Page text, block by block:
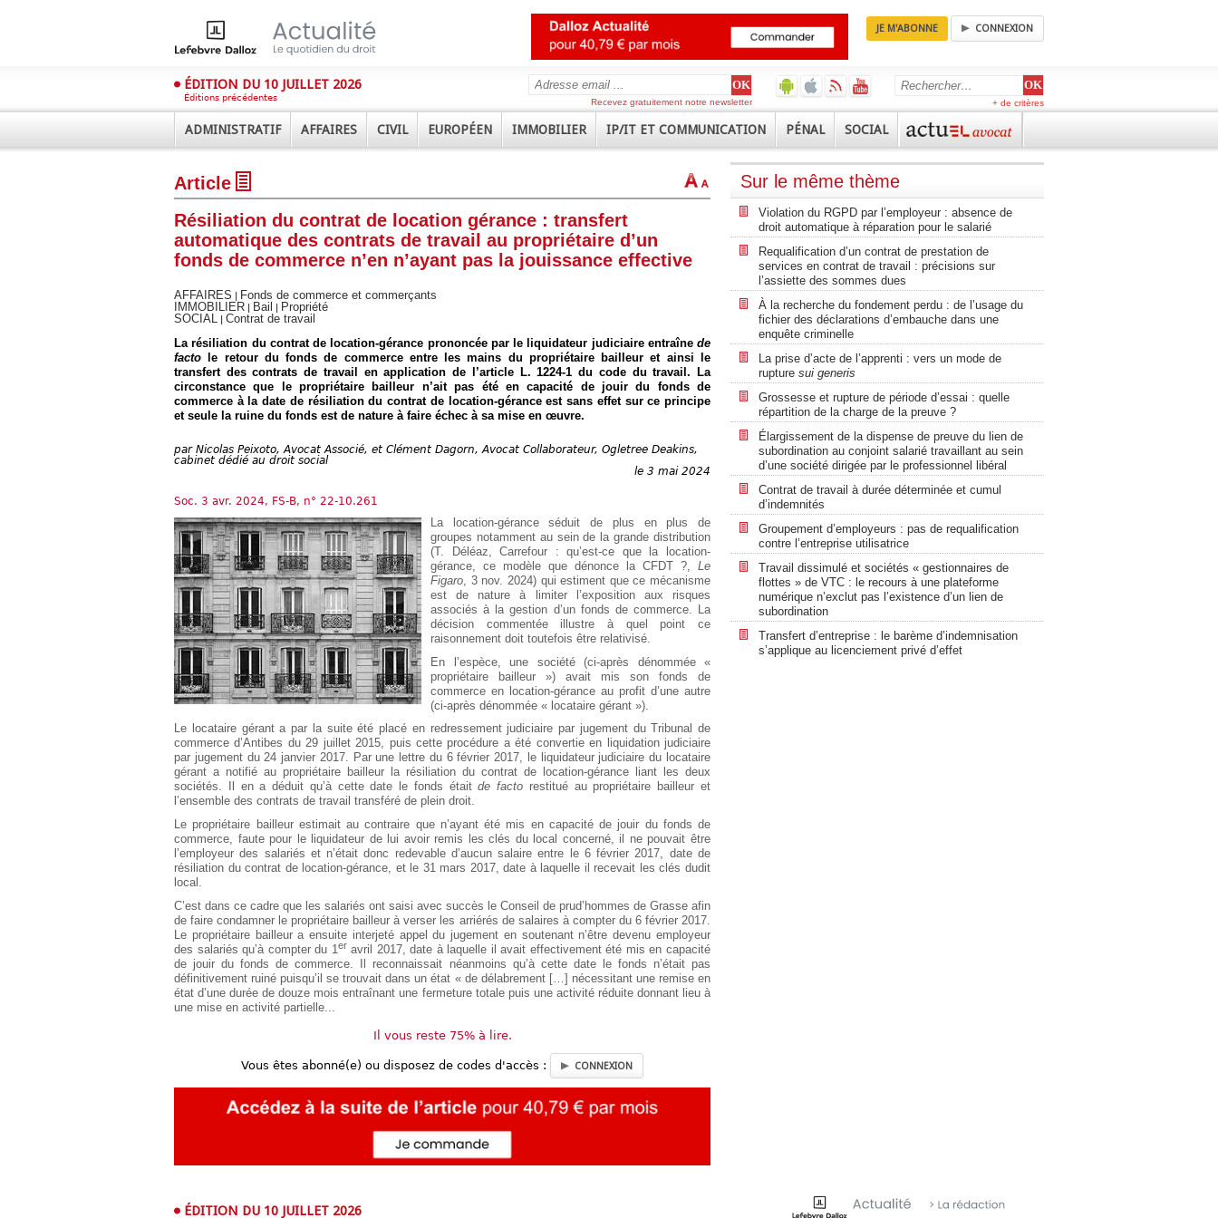
JE M'ABONNE CONNEXION
ÉDITION DU 10 JUILLET 2026
Éditions précédentes
+ de critères
Recevez gratuitement notre newsletter
ADMINISTRATIF AFFAIRES CIVIL EUROPÉEN IMMOBILIER IP/IT ET COMMUNICATION PÉNAL SOCIAL
Article
Résiliation du contrat de location gérance : transfert
automatique des contrats de travail au propriétaire d’un
fonds de commerce n’en n’ayant pas la jouissance effective
AFFAIRES
Fonds de commerce et commerçants
IMMOBILIER
Bail
Propriété
SOCIAL Contrat de travail
La résiliation du contrat de location-gérance prononcée par le liquidateur judiciaire entraîne de
facto le retour du fonds de commerce entre les mains du propriétaire bailleur et ainsi le
transfert des contrats de travail en application de l’article L. 1224-1 du code du travail. La
circonstance que le propriétaire bailleur n’ait pas été en capacité de jouir du fonds de
commerce à la date de résiliation du contrat de location-gérance est sans effet sur ce principe
et seule la ruine du fonds est de nature à faire échec à sa mise en œuvre.
par Nicolas Peixoto, Avocat Associé, et Clément Dagorn, Avocat Collaborateur, Ogletree Deakins,
cabinet dédié au droit social
le 3 mai 2024
Soc. 3 avr. 2024, FS-B, n° 22-10.261
La location-gérance séduit de plus en plus de
groupes notamment au sein de la grande distribution
(T. Déléaz, Carrefour : qu’est-ce que la location-
gérance, ce modèle que dénonce la CFDT ?, Le
Figaro , 3 nov. 2024) qui estiment que ce mécanisme
est de nature à limiter l’exposition aux risques
associés à la gestion d’un fonds de commerce. La
décision commentée illustre à quel point ce
raisonnement doit toutefois être relativisé.
En l’espèce, une société (ci-après dénommée «
propriétaire bailleur ») avait mis son fonds de
commerce en location-gérance au profit d’une autre
(ci-après dénommée « locataire gérant »).
Le locataire gérant a par la suite été placé en redressement judiciaire par jugement du Tribunal de
commerce d’Antibes du 29 juillet 2015, puis cette procédure a été convertie en liquidation judiciaire
par jugement du 24 janvier 2017. Par une lettre du 6 février 2017, le liquidateur judiciaire du locataire
gérant a notifié au propriétaire bailleur la résiliation du contrat de location-gérance liant les deux
sociétés. Il en a déduit qu’à cette date le fonds étaitde facto restitué au propriétaire bailleur et
l’ensemble des contrats de travail transféré de plein droit.
Le propriétaire bailleur estimait au contraire que n’ayant été mis en capacité de jouir du fonds de
commerce, faute pour le liquidateur de lui avoir remis les clés du local concerné, il ne pouvait être
l’employeur des salariés et n’était donc redevable d’aucun salaire entre le 6 février 2017, date de
résiliation du contrat de location-gérance, et le 31 mars 2017, date à laquelle il recevait les clés dudit
local.
C’est dans ce cadre que les salariés ont saisi avec succès le Conseil de prud’hommes de Grasse afin
de faire condamner le propriétaire bailleur à verser les arriérés de salaires à compter du 6 février 2017.
Le propriétaire bailleur a ensuite interjeté appel du jugement en soutenant n’être devenu employeur
des salariés qu’à compter du 1 er avril 2017, date à laquelle il avait effectivement été mis en capacité
de jouir du fonds de commerce. Il reconnaissait néanmoins qu’à cette date le fonds n’était pas
définitivement ruiné puisqu’il se trouvait dans un état « de délabrement […] nécessitant une remise en
état d’une durée de douze mois entraînant une fermeture totale puis une activité réduite donnant lieu à
une mise en activité partielle...
Il vous reste 75% à lire.
Vous êtes abonné(e) ou disposez de codes d'accès : CONNEXION
Sur le même thème
Violation du RGPD par l’employeur : absence de
droit automatique à réparation pour le salarié
Requalification d’un contrat de prestation de
services en contrat de travail : précisions sur
l’assiette des sommes dues
À la recherche du fondement perdu : de l’usage du
fichier des déclarations d’embauche dans une
enquête criminelle
La prise d’acte de l’apprenti : vers un mode de
rupture sui generis
Grossesse et rupture de période d’essai : quelle
répartition de la charge de la preuve ?
Élargissement de la dispense de preuve du lien de
subordination au conjoint salarié travaillant au sein
d’une société dirigée par le professionnel libéral
Contrat de travail à durée déterminée et cumul
d’indemnités
Groupement d’employeurs : pas de requalification
contre l’entreprise utilisatrice
Travail dissimulé et sociétés « gestionnaires de
flottes » de VTC : le recours à une plateforme
numérique n’exclut pas l’existence d’un lien de
subordination
Transfert d’entreprise : le barème d’indemnisation
s’applique au licenciement privé d’effet
ÉDITION DU 10 JUILLET 2026